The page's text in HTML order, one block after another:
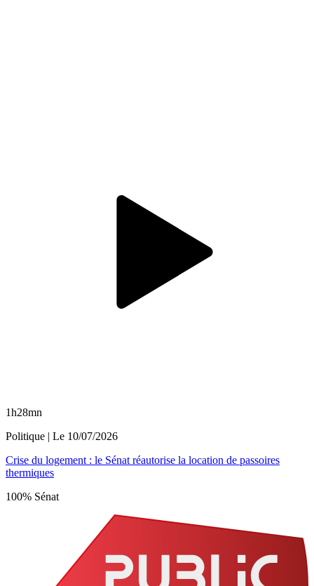
1h28mn
Politique | Le 10/07/2026
Crise du logement : le Sénat réautorise la location de passoires
thermiques
100% Sénat